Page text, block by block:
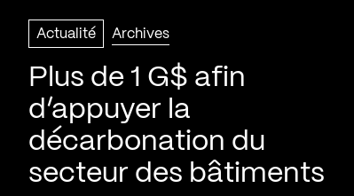
Actualité Archives
Plus de 1 G$ afin
d’appuyer la
décarbonation du
secteur des bâtiments